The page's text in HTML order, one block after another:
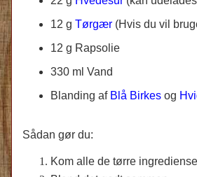
12 g Tørgær (Hvis du vil
12 g Rapsolie
330 ml Vand
Blanding af Blå Birkes og
Sådan gør du:
Kom alle de tørre